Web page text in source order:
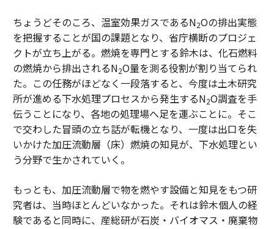
ちょうどそのころ、温室効果ガスであるN2Oの排出実態
を把握することが国の課題となり、省庁横断のプロジェ
クトが立ち上がる。燃焼を専門とする鈴木は、化石燃料
の燃焼から排出されるN2O量を測る役割が割り当てられ
た。この任務がほどなく一段落すると、今度は土木研究
所が進める下水処理プロセスから発生するN2O調査を手
伝うことになり、各地の処理場へ足を運ぶことに。そこ
で交わした冒頭の立ち話が転機となり、一度は出口を失
いかけた加圧流動層（床）燃焼の知見が、下水処理とい
う分野で生かされていく。
もっとも、加圧流動層で物を燃やす設備と知見をもつ研
究者は、当時ほとんどいなかった。それは鈴木個人の経
験であると同時に、産総研が石炭・バイオマス・廃棄物